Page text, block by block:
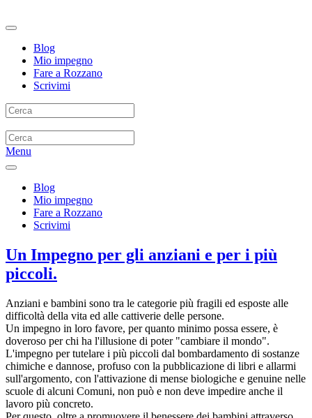
Blog
Mio impegno
Fare a Rozzano
Scrivimi
Menu
Blog
Mio impegno
Fare a Rozzano
Scrivimi
Un Impegno per gli anziani e per i più
piccoli.
Anziani e bambini sono tra le categorie più fragili ed esposte alle
difficoltà della vita ed alle cattiverie delle persone.
Un impegno in loro favore, per quanto minimo possa essere, è
doveroso per chi ha l'illusione di poter "cambiare il mondo".
L'impegno per tutelare i più piccoli dal bombardamento di sostanze
chimiche e dannose, profuso con la pubblicazione di libri e allarmi
sull'argomento, con l'attivazione di mense biologiche e genuine nelle
scuole di alcuni Comuni, non può e non deve impedire anche il
lavoro più concreto.